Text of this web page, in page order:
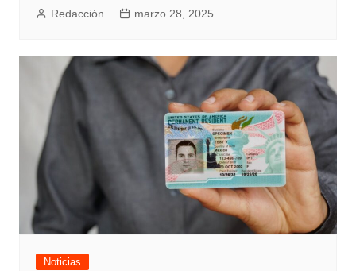
Redacción marzo 28, 2025
Noticias